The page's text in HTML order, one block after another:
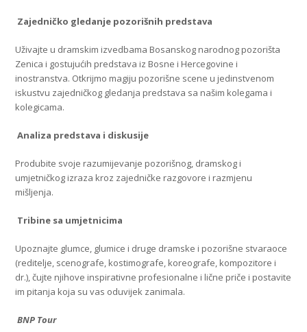
Zajedničko gledanje pozorišnih predstava
Uživajte u dramskim izvedbama Bosanskog narodnog pozorišta
Zenica i gostujućih predstava iz Bosne i Hercegovine i
inostranstva. Otkrijmo magiju pozorišne scene u jedinstvenom
iskustvu zajedničkog gledanja predstava sa našim kolegama i
kolegicama.
Analiza predstava i diskusije
Produbite svoje razumijevanje pozorišnog, dramskog i
umjetničkog izraza kroz zajedničke razgovore i razmjenu
mišljenja.
Tribine sa umjetnicima
Upoznajte glumce, glumice i druge dramske i pozorišne stvaraoce
(reditelje, scenografe, kostimografe, koreografe, kompozitore i
dr.), čujte njihove inspirativne profesionalne i lične priče i postavite
im pitanja koja su vas oduvijek zanimala.
BNP Tour